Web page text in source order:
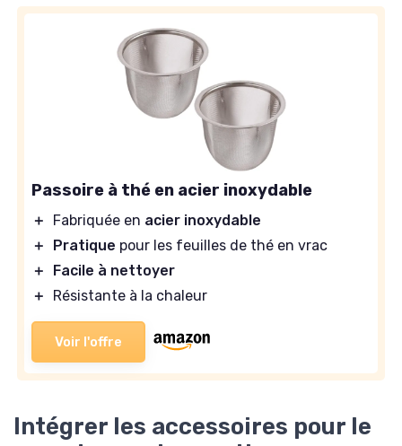
Passoire à thé en acier inoxydable
＋ Fabriquée en acier inoxydable
＋
Pratique pour les feuilles de thé en vrac
＋
Facile à nettoyer
＋
Résistante à la chaleur
Voir l'offre
Intégrer les accessoires pour le